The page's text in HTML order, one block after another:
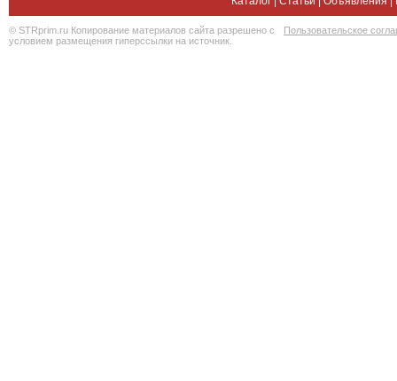
© STRprim.ru Копирование материалов сайта разрешено с
условием размещения гиперссылки на источник.
Пользовательское